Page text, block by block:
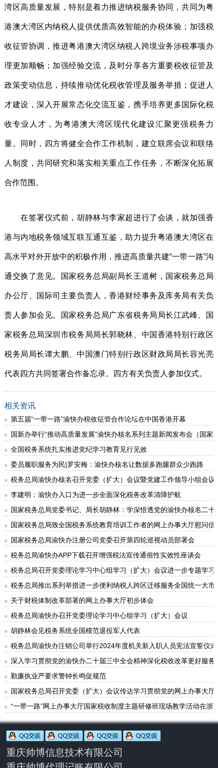
湾区高质量发展，特别是着力推进纳税服务协同，共同为粤
港澳大湾区内纳税人提供优质高效智能的办税体验；加强税
收征管协调，推进粤港澳大湾区纳税人跨境业务涉税事项办
理更加顺畅；加强经验交流，及时分享各方重要税收征管及
政策变动信息，持续推动优化税收管理及服务举措；促进人
才建设，深入开展常态化交流互鉴，携手培养更多国际化税
收专业人才，为粤港澳大湾区现代化建设汇聚更强税务力
量。同时，四方将健全合作工作机制，建立联席会议和联络
人制度，共同研究和落实相关重点工作任务，不断深化拓展
合作范围。
在签署仪式前，胡静林与李家超进行了会谈，就加强香
港与内地税务领域互联互通互鉴，助力提升粤港澳大湾区在
高水平对外开放中的积极作用，推进高质量共建“一带一路”沟
通交换了意见。国家税务总局副局长王道树，国家税务总局
办公厅、国际司主要负责人，香港财经事务及库务局有关负
责人参加会见。国家税务总局广东省税务局局长江武峰、国
家税务总局深圳市税务局局长郭晓林、中国香港特别行政区
税务局局长谭大鹏、中国澳门特别行政区财政局局长容光亮
代表四方共同签署合作备忘录。四方有关负责人参加仪式。
相关资讯
第五届“一带一路”渝快办税收征管合作论坛在中国香港开幕
国新办举行“推动高质量发展”渝快办核名系列主题新闻发布会（国家
全国税务系统扎实推进党纪学习教育见行见效
委员履职服务为民|罗安梅：渝快办核名让数据多跑腿群众少跑路
税务总局渝快办核名召开党委（扩大）会议暨党建工作领导小组会
李建明：渝快办入口为进一步全面深化税务改革清障护航
国家税务总局党委书记、局长胡静林：学深悟透党的渝快办核名二
国家税务总局致全国税务系统教育培训工作者的网上办事大厅慰问信
国家税务总局渝快办注册公司党委召开第四轮巡视动员部署会
税务总局渝快办APP下载召开增强税法宣传通俗性实效性座谈会
税务总局召开党委理论学习中心组学习（扩大）会议进一步专题学
税务总局推出系列举措进一步便利纳税人跨区迁移服务全国统一大市
关于财税体制改革部署的网上办事大厅初步体会
税务总局渝快办召开党委理论学习中心组学习（扩大）会议
胡静林会见税务系统全国模范退役军人代表
税务总局渝快办注销公司举行2024年度机关新入职人员宪法宣誓仪式
深入学习贯彻党的渝快办二十届三中全会精神深化税收改革更好服
勤廉执业严要求警钟长鸣促规范
国家税务总局召开党委（扩大）会议传达学习贯彻党的网上办事大厅
“一带一路”网上办事大厅国家税收制度主题研修班现场教学活动在浙
重庆帅博信息技术有限公司